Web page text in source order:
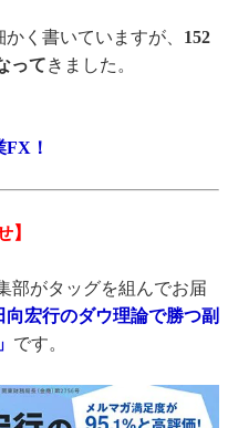
く書いていますが、 152
ってきました。
！
】
部がタッグを組んでお届
向宏行のダウ理論で勝つ副
です。